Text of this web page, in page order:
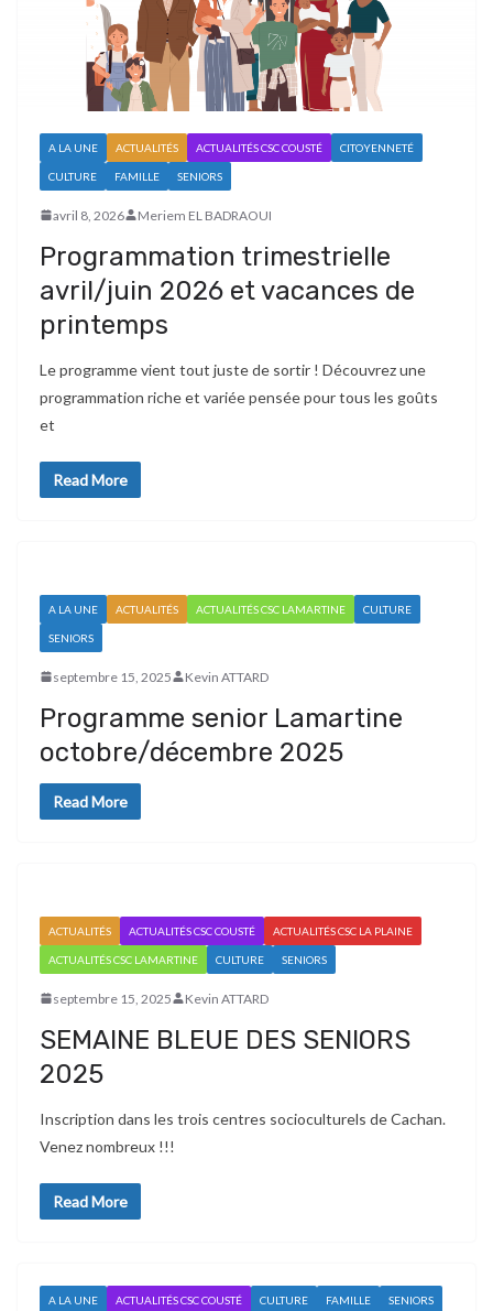
A LA UNE ACTUALITÉS ACTUALITÉS CSC COUSTÉ CITOYENNETÉ
CULTURE FAMILLE SENIORS
avril 8, 2026 Meriem EL BADRAOUI
Programmation trimestrielle
avril/juin 2026 et vacances de
printemps
Le programme vient tout juste de sortir ! Découvrez une
programmation riche et variée pensée pour tous les goûts
et
Read More
A LA UNE ACTUALITÉS ACTUALITÉS CSC LAMARTINE CULTURE
SENIORS
septembre 15, 2025 Kevin ATTARD
Programme senior Lamartine
octobre/décembre 2025
Read More
ACTUALITÉS ACTUALITÉS CSC COUSTÉ ACTUALITÉS CSC LA PLAINE
ACTUALITÉS CSC LAMARTINE CULTURE SENIORS
septembre 15, 2025 Kevin ATTARD
SEMAINE BLEUE DES SENIORS
2025
Inscription dans les trois centres socioculturels de Cachan.
Venez nombreux !!!
Read More
A LA UNE ACTUALITÉS CSC COUSTÉ CULTURE FAMILLE SENIORS